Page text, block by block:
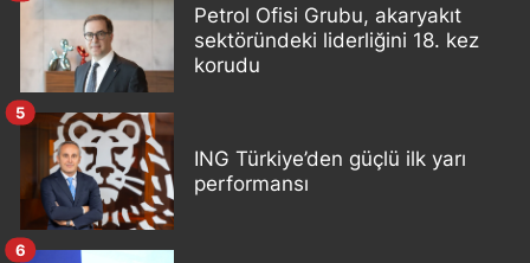
Petrol Ofisi Grubu, akaryakıt
sektöründeki liderliğini 18. kez
korudu
ING Türkiye’den güçlü ilk yarı
performansı
5
6